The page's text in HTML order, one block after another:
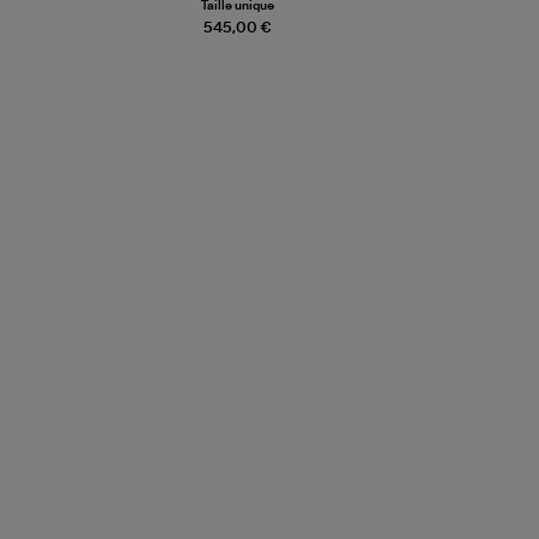
545,00 €
Taille unique